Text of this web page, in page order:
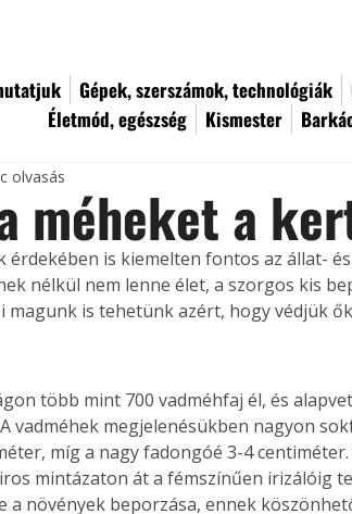
Gépek, szerszámok, technológiák
Életmód, egészség
Kismester
méheket a
olvasás
érdekében is kiemelten fontos az állat-
nélkül nem lenne élet, a szorgos kis
magunk is tehetünk azért, hogy védjük
több mint 700 vadméhfaj él, és
vadméhek megjelenésükben nagyon
míg a nagy fadongóé 3-4
mintázaton át a fémszínűen irizálóig
a növények beporzása, ennek